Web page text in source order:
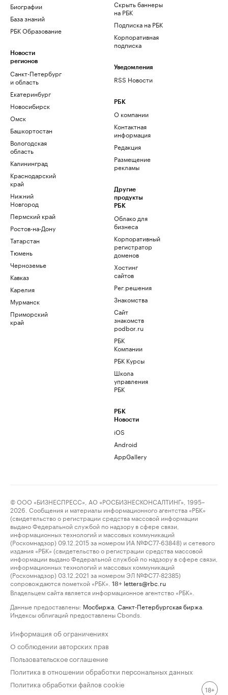
Биографии
База знаний
РБК Образование
Новости
регионов
Санкт-Петербург
и область
Екатеринбург
Новосибирск
Омск
Башкортостан
Вологодская
область
Калининград
Краснодарский
край
Нижний
Новгород
Пермский край
Ростов-на-Дону
Татарстан
Тюмень
Черноземье
Кавказ
Карелия
Мурманск
Приморский
край
Скрыть баннеры
на РБК
Подписка на РБК
Корпоративная
подписка
Уведомления
RSS Новости
РБК
О компании
Контактная
информация
Редакция
Размещение
рекламы
Другие
продукты
РБК
Облако для
бизнеса
Корпоративный
регистратор
доменов
Хостинг
сайтов
Рег.решения
Знакомства
Сайт
знакомств
podbor.ru
РБК
Компании
РБК Курсы
Школа
управления
РБК
РБК
Новости
iOS
Android
AppGallery
© ООО «БИЗНЕСПРЕСС», АО «РОСБИЗНЕСКОНСАЛТИНГ», 1995–
2026. Сообщения и материалы информационного агентства «РБК»
(свидетельство о регистрации средства массовой информации
выдано Федеральной службой по надзору в сфере связи,
информационных технологий и массовых коммуникаций
(Роскомнадзор) 09.12.2015 за номером ИА №ФС77-63848) и сетевого
издания «РБК» (свидетельство о регистрации средства массовой
информации выдано Федеральной службой по надзору в сфере связи,
информационных технологий и массовых коммуникаций
(Роскомнадзор) 03.12.2021 за номером ЭЛ №ФС77-82385)
сопровождаются пометкой «РБК».
18+ letters@rbc.ru
Владельцем сайта является информационное агентство «РБК».
Данные предоставлены: Мосбиржа Санкт-Петербургская биржа
Индексы облигаций предоставлены Cbonds.
Информация об ограничениях
О соблюдении авторских прав
Пользовательское соглашение
Политика в отношении обработки персональных данных
Политика обработки файлов cookie
18+